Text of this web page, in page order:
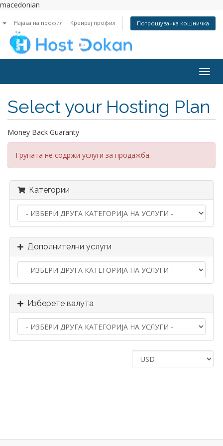
macedonian
Најава на профил Креирај профил Потрошувачка кошничка
Select your Hosting Plan
Money Back Guaranty
Групата не содржи услуги за продажба.
Категории
Дополнителни услуги
Изберете валута